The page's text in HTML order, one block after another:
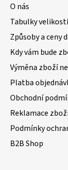
O nás
Tabulky velikostí
Způsoby a ceny
Kdy vám bude
Výměna zboží
Platba
Obchodní
Reklamace
Podmínky
B2B Shop